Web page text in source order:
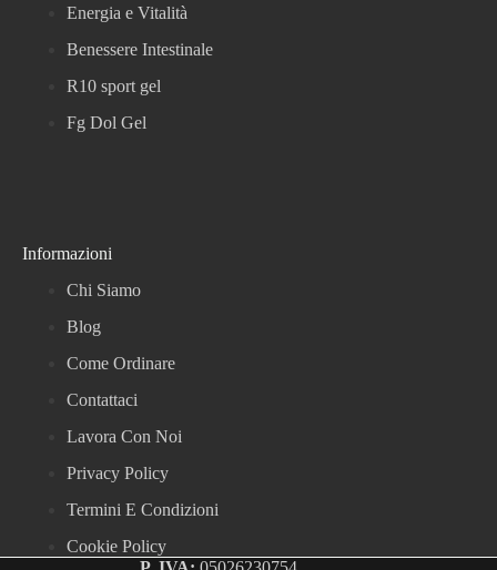
Energia e Vitalità
Benessere Intestinale
R10 sport gel
Fg Dol Gel
Informazioni
Chi Siamo
Blog
Come Ordinare
Contattaci
Lavora Con Noi
Privacy Policy
Termini E Condizioni
Cookie Policy